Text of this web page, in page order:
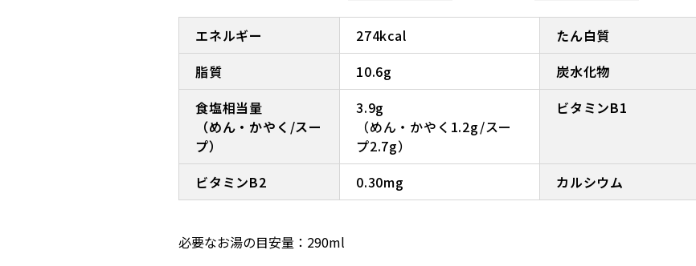
エネルギー 274kcal たん白質
脂質
10.6g 炭水化物
食塩相当量
（めん・かやく/スー
プ）
3.9g
（めん・かやく1.2g/スー
プ2.7g）
ビタミンB1
ビタミンB2 0.30mg カルシウム
必要なお湯の目安量：290ml